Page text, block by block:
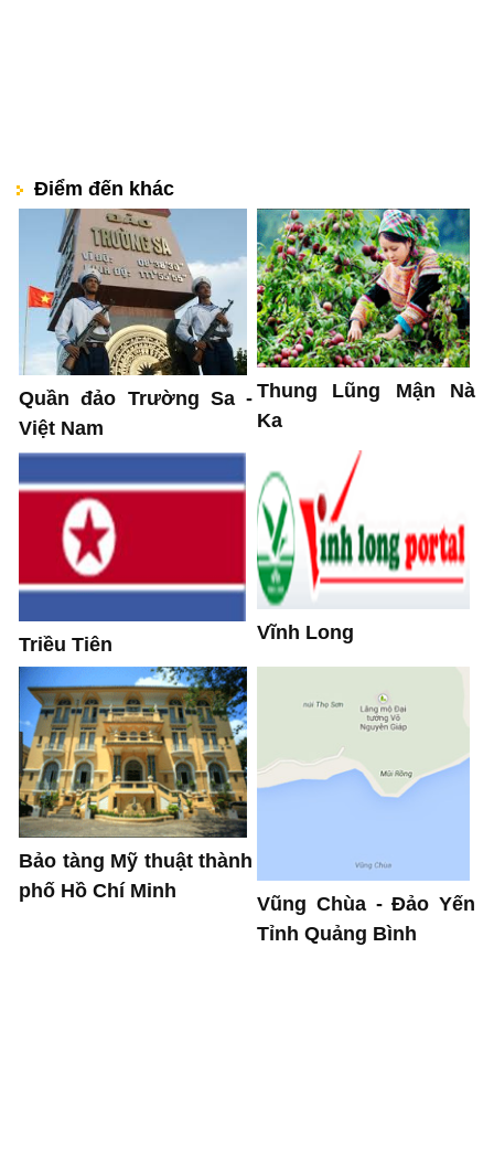
Điểm đến khác
Quần đảo Trường Sa -
Việt Nam
Thung Lũng Mận Nà
Ka
Triều Tiên
Vĩnh Long
Bảo tàng Mỹ thuật thành
phố Hồ Chí Minh
Vũng Chùa - Đảo Yến
Tỉnh Quảng Bình